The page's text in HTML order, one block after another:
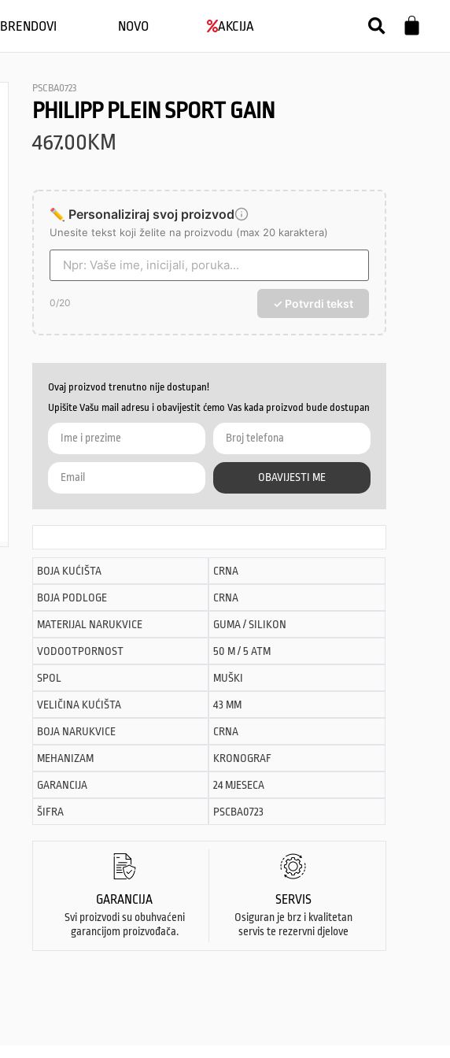
BRENDOVI NOVO AKCIJA
PSCBA0723
PHILIPP PLEIN SPORT GAIN
467.00 KM
✏️ Personaliziraj svoj proizvod
Unesite tekst koji želite na proizvodu (max 20 karaktera)
0/20 ✓ Potvrdi tekst
Ovaj proizvod trenutno nije dostupan!
Upišite Vašu mail adresu i obavijestit ćemo Vas kada proizvod bude dostupan
OBAVIJESTI ME
BOJA KUĆIŠTA CRNA
BOJA PODLOGE CRNA
MATERIJAL NARUKVICE GUMA / SILIKON
VODOOTPORNOST 50 M / 5 ATM
SPOL MUŠKI
VELIČINA KUĆIŠTA 43 MM
BOJA NARUKVICE CRNA
MEHANIZAM KRONOGRAF
GARANCIJA 24 MJESECA
ŠIFRA PSCBA0723
GARANCIJA
Svi proizvodi su obuhvaćeni
garancijom proizvođača.
SERVIS
Osiguran je brz i kvalitetan
servis te rezervni djelove